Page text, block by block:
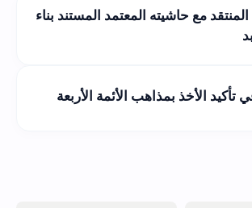
المنتقد مع حاشيته المعتمد المستند بناء
تأكيد الأخذ بمذاهب الأئمة الأربعة